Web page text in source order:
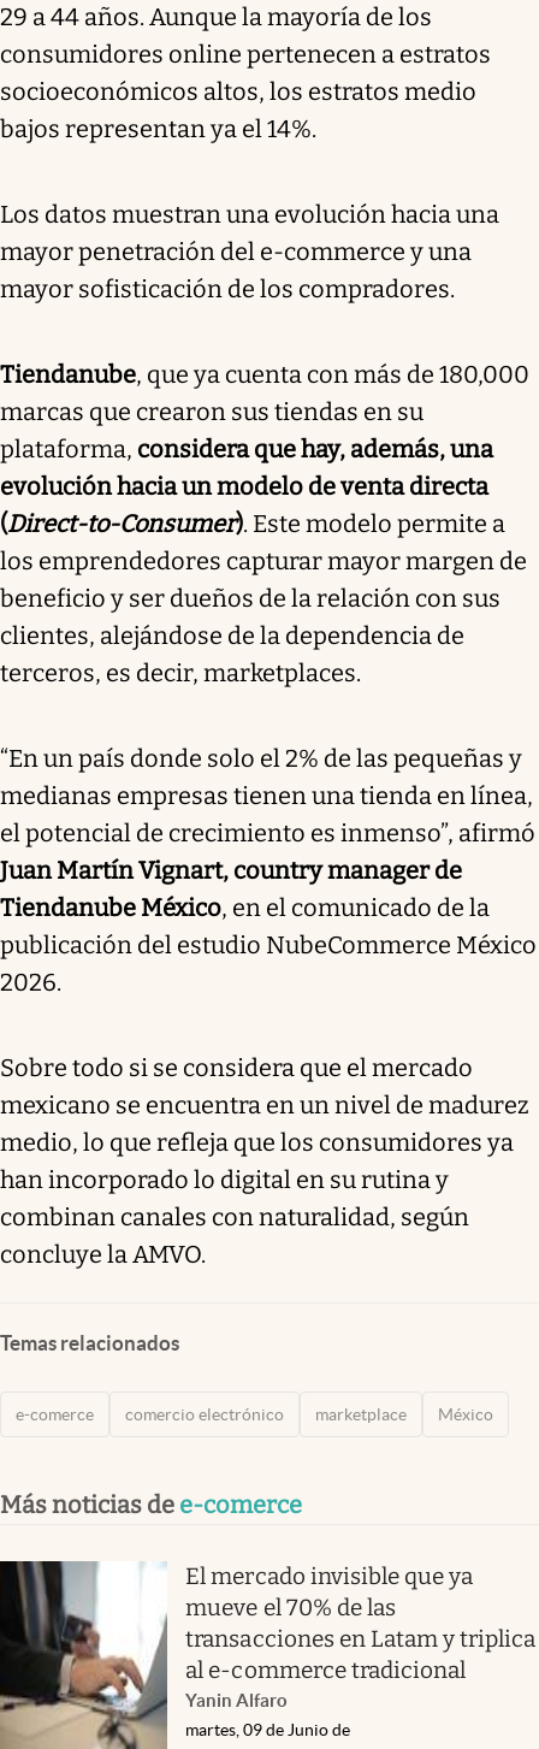
29 a 44 años. Aunque la mayoría de los
consumidores online pertenecen a estratos
socioeconómicos altos, los estratos medio
bajos representan ya el 14%.
Los datos muestran una evolución hacia una
mayor penetración del e-commerce y una
mayor sofisticación de los compradores.
Tiendanube, que ya cuenta con más de 180,000
marcas que crearon sus tiendas en su
plataforma, considera que hay, además, una
evolución hacia un modelo de venta directa
(Direct-to-Consumer). Este modelo permite a
los emprendedores capturar mayor margen de
beneficio y ser dueños de la relación con sus
clientes, alejándose de la dependencia de
terceros, es decir, marketplaces.
“En un país donde solo el 2% de las pequeñas y
medianas empresas tienen una tienda en línea,
el potencial de crecimiento es inmenso”, afirmó
Juan Martín Vignart, country manager de
Tiendanube México, en el comunicado de la
publicación del estudio NubeCommerce México
2026.
Sobre todo si se considera que el mercado
mexicano se encuentra en un nivel de madurez
medio, lo que refleja que los consumidores ya
han incorporado lo digital en su rutina y
combinan canales con naturalidad, según
concluye la AMVO.
Temas relacionados
e-comerce comercio electrónico marketplace México
Más noticias de e-comerce
El mercado invisible que ya
mueve el 70% de las
transacciones en Latam y triplica
al e-commerce tradicional
Yanin Alfaro
martes, 09 de Junio de